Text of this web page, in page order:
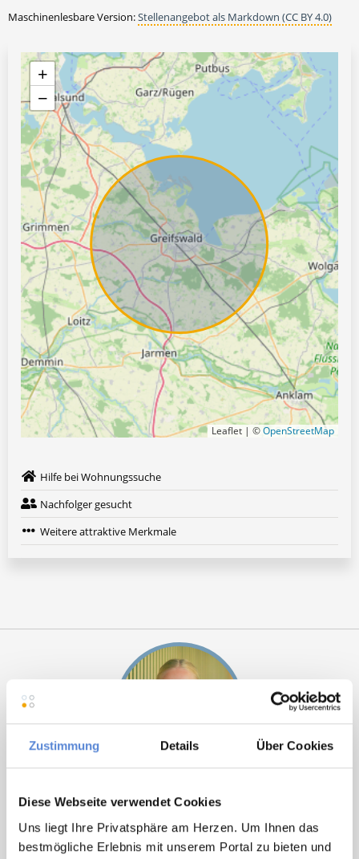
Zustimmung Details Über Cookies
Diese Webseite verwendet Cookies
Uns liegt Ihre Privatsphäre am Herzen. Um Ihnen das
bestmögliche Erlebnis mit unserem Portal zu bieten und
Maschinenlesbare Version:Stellenangebot als Markdown (CC BY 4.0)
+
−
Leaflet | ©OpenStreetMap
Hilfe bei Wohnungssuche
Nachfolger gesucht
Weitere attraktive Merkmale
Ansprechpartnerin